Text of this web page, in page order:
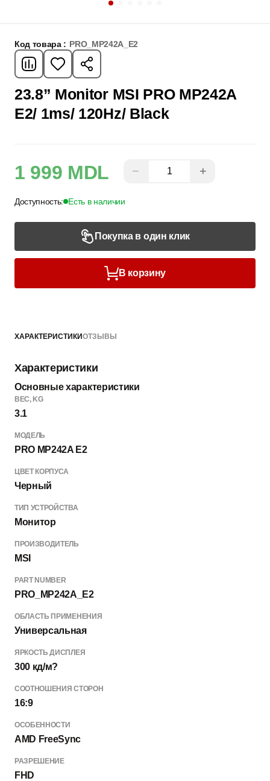
Код товара : PRO_MP242A_E2
23.8” Monitor MSI PRO MP242A
E2/ 1ms/ 120Hz/ Black
1 999 MDL − +
Доступность: Есть в наличии
Покупка в один клик
В корзину
ХАРАКТЕРИСТИКИОТЗЫВЫ
Характеристики
Основные характеристики
ВЕC, KG
3.1
МОДЕЛЬ
PRO MP242A E2
ЦВЕТ КОРПУСА
Черный
ТИП УСТРОЙСТВА
Монитор
ПРОИЗВОДИТЕЛЬ
MSI
PART NUMBER
PRO_MP242A_E2
ОБЛАСТЬ ПРИМЕНЕНИЯ
Универсальная
ЯРКОСТЬ ДИСПЛЕЯ
300 кд/м?
СООТНОШЕНИЯ СТОРОН
16:9
ОСОБЕННОСТИ
AMD FreeSync
РАЗРЕШЕНИЕ
FHD